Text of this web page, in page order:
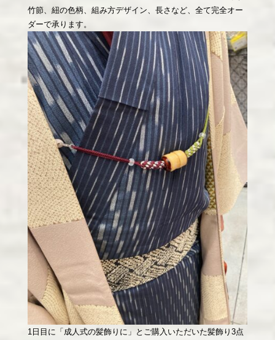
竹節、紐の色柄、組み方デザイン、長さなど、全て完全オー
ダーで承ります。
1日目に「成人式の髪飾りに」とご購入いただいた髪飾り3点